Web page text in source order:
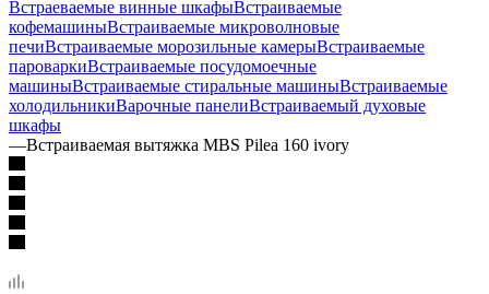
Встраеваемые винные шкафыВстраиваемые
кофемашиныВстраиваемые микроволновые
печиВстраиваемые морозильные камерыВстраиваемые
пароваркиВстраиваемые посудомоечные
машиныВстраиваемые стиральные машиныВстраиваемые
холодильникиВарочные панелиВстраиваемый духовые
шкафы
—Встраиваемая вытяжка MBS Pilea 160 ivory